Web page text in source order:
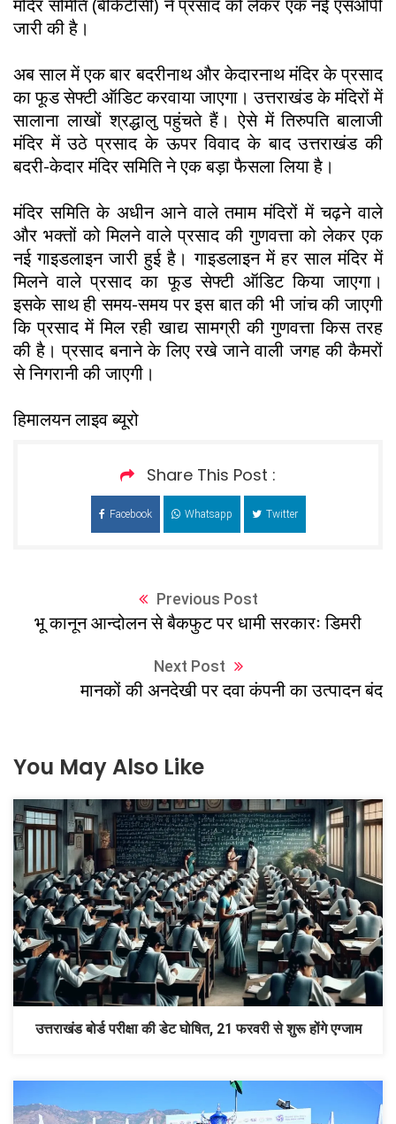
मंदिर समिति (बीकेटीसी) ने प्रसाद को लेकर एक नई एसओपी
जारी की है।
अब साल में एक बार बदरीनाथ और केदारनाथ मंदिर के प्रसाद
का फूड सेफ्टी ऑडिट करवाया जाएगा। उत्तराखंड के मंदिरों में
सालाना लाखों श्रद्धालु पहुंचते हैं। ऐसे में तिरुपति बालाजी
मंदिर में उठे प्रसाद के ऊपर विवाद के बाद उत्तराखंड की
बदरी-केदार मंदिर समिति ने एक बड़ा फैसला लिया है।
मंदिर समिति के अधीन आने वाले तमाम मंदिरों में चढ़ने वाले
और भक्तों को मिलने वाले प्रसाद की गुणवत्ता को लेकर एक
नई गाइडलाइन जारी हुई है। गाइडलाइन में हर साल मंदिर में
मिलने वाले प्रसाद का फूड सेफ्टी ऑडिट किया जाएगा।
इसके साथ ही समय-समय पर इस बात की भी जांच की जाएगी
कि प्रसाद में मिल रही खाद्य सामग्री की गुणवत्ता किस तरह
की है। प्रसाद बनाने के लिए रखे जाने वाली जगह की कैमरों
से निगरानी की जाएगी।
हिमालयन लाइव ब्यूरो
Share This Post :
Facebook Whatsapp Twitter
Previous Post
भू कानून आन्दोलन से बैकफुट पर धामी सरकारः डिमरी
Next Post
मानकों की अनदेखी पर दवा कंपनी का उत्पादन बंद
You May Also Like
उत्तराखंड बोर्ड परीक्षा की डेट घोषित, 21 फरवरी से शुरू होंगे एग्जाम